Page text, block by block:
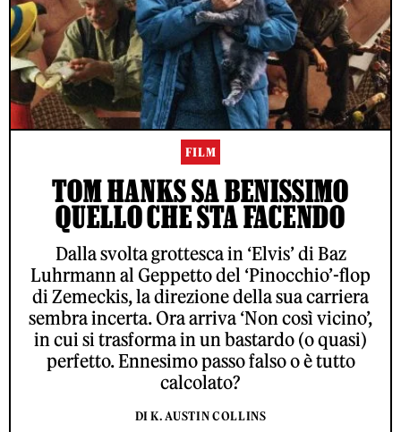
FILM
TOM HANKS SA BENISSIMO
QUELLO CHE STA FACENDO
Dalla svolta grottesca in ‘Elvis’ di Baz
Luhrmann al Geppetto del ‘Pinocchio’-flop
di Zemeckis, la direzione della sua carriera
sembra incerta. Ora arriva ‘Non così vicino’,
in cui si trasforma in un bastardo (o quasi)
perfetto. Ennesimo passo falso o è tutto
calcolato?
DI K. AUSTIN COLLINS